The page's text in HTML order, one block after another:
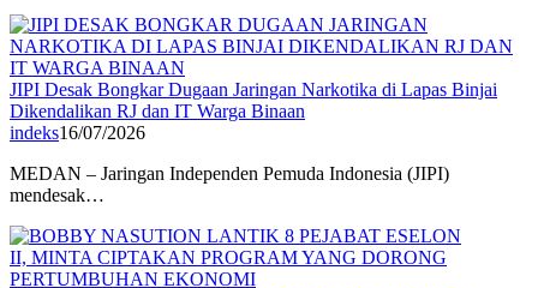
JIPI Desak Bongkar Dugaan Jaringan Narkotika di Lapas Binjai
Dikendalikan RJ dan IT Warga Binaan
indeks16/07/2026
MEDAN – Jaringan Independen Pemuda Indonesia (JIPI)
mendesak…